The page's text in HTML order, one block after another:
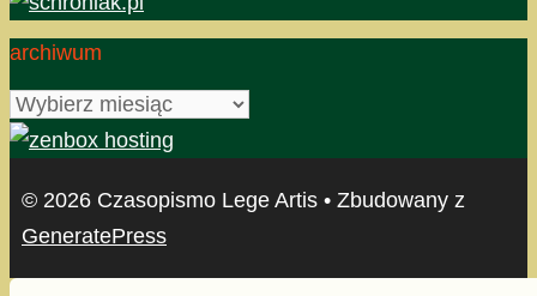
archiwum
archiwum
© 2026 Czasopismo Lege Artis • Zbudowany z
GeneratePress